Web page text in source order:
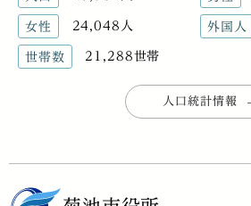
女性 24,048人 外国人
世帯数 21,288世帯
人口統計情報